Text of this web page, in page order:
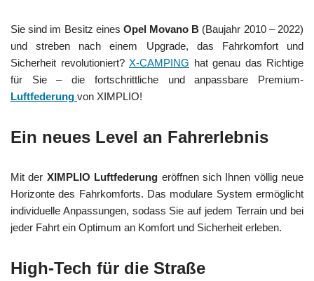
Sie sind im Besitz eines Opel Movano B (Baujahr 2010 – 2022)
und streben nach einem Upgrade, das Fahrkomfort und
Sicherheit revolutioniert? X-CAMPING hat genau das Richtige
für Sie – die fortschrittliche und anpassbare Premium-
Luftfederung von XIMPLIO!
Ein neues Level an Fahrerlebnis
Mit der XIMPLIO Luftfederung eröffnen sich Ihnen völlig neue
Horizonte des Fahrkomforts. Das modulare System ermöglicht
individuelle Anpassungen, sodass Sie auf jedem Terrain und bei
jeder Fahrt ein Optimum an Komfort und Sicherheit erleben.
High-Tech für die Straße